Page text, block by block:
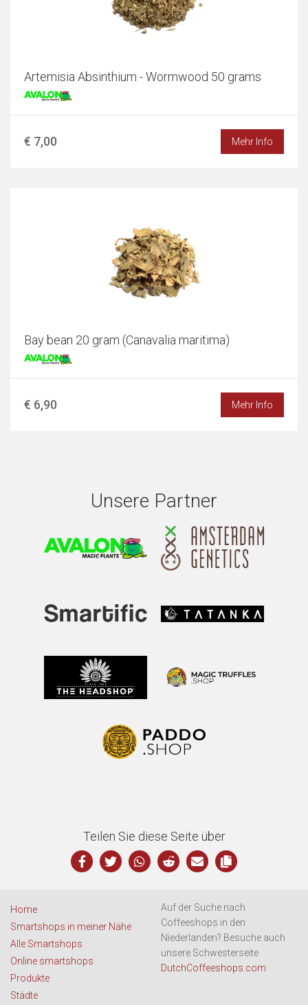
Artemisia Absinthium - Wormwood 50 grams
€ 7,00 Mehr Info
Bay bean 20 gram (Canavalia maritima)
€ 6,90 Mehr Info
Unsere Partner
Teilen Sie diese Seite über
Home
Smartshops in meiner Nähe
Alle Smartshops
Online smartshops
Produkte
Städte
Auf der Suche nach
Coffeeshops in den
Niederlanden? Besuche auch
unsere Schwesterseite
DutchCoffeeshops.com